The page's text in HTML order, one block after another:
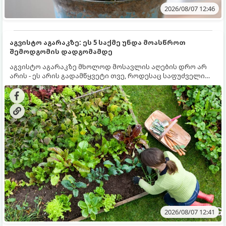
2026/08/07 12:46
აგვისტო აგარაკზე: ეს 5 საქმე უნდა მოასწროთ
შემოდგომის დადგომამდე
აგვისტო აგარაკზე მხოლოდ მოსავლის აღების დრო არ
არის - ეს არის გადამწყვეტი თვე, როდესაც საფუძველი
ეყრება მომავალი წლის მოსავალს და ბაღი მზადდება
შემოდგომა-ზამთრის სეზონისთვის. იმისათვის, რომ
ნიადაგმა ენერგია აღიდგინოს, ხოლო მცენარეებმა
ზამთარს გაუძლონ, აგვისტოს ბოლომდე 5
მნიშვნელოვანი საქმის გაკეთება უნდა მოასწროთ:
2026/08/07 12:41